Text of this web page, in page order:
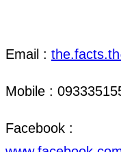
Email :
Mobile :
Facebook :